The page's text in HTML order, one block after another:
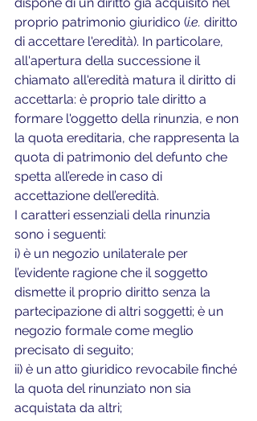
proprio patrimonio giuridico (i.e. diritto
di accettare l'eredità). In particolare,
all'apertura della successione il
chiamato all'eredità matura il diritto di
accettarla: è proprio tale diritto a
formare l'oggetto della rinunzia, e non
la quota ereditaria, che rappresenta la
quota di patrimonio del defunto che
spetta all’erede in caso di
accettazione dell’eredità.
I caratteri essenziali della rinunzia
sono i seguenti:
i) è un negozio unilaterale per
l’evidente ragione che il soggetto
dismette il proprio diritto senza la
partecipazione di altri soggetti; è un
negozio formale come meglio
precisato di seguito;
ii) è un atto giuridico revocabile finché
la quota del rinunziato non sia
acquistata da altri;